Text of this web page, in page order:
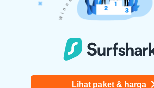
Lihat paket & harga